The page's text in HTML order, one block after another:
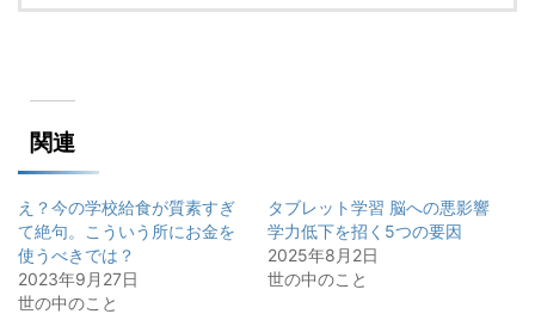
関連
え？今の学校給食が質素すぎ
て絶句。こういう所にお金を
使うべきでは？
2023年9月27日
世の中のこと
タブレット学習 脳への悪影響
学力低下を招く5つの要因
2025年8月2日
世の中のこと